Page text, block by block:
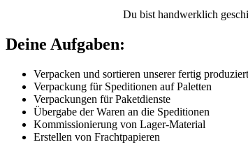
Du bist handwerklich
Deine Aufgaben:
Verpacken und sortieren unserer fertig
Verpackung für Speditionen auf Paletten
Verpackungen für Paketdienste
Übergabe der Waren an die Speditionen
Kommissionierung von Lager-Material
Erstellen von Frachtpapieren